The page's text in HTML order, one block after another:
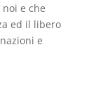
e che
ed il libero
e